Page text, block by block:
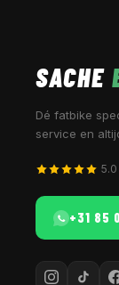
SACHE
Dé fatbike
service en
+31 85